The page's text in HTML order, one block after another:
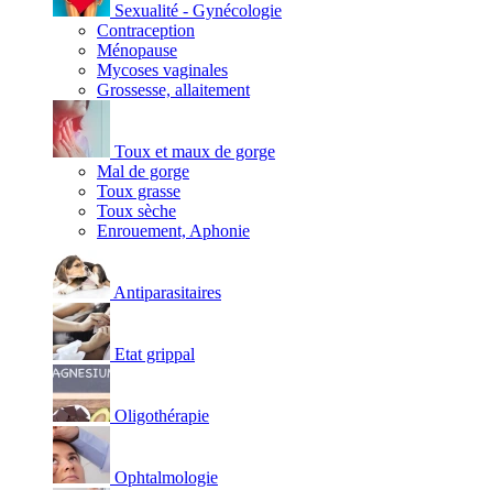
Sexualité - Gynécologie
Contraception
Ménopause
Mycoses vaginales
Grossesse, allaitement
Toux et maux de gorge
Mal de gorge
Toux grasse
Toux sèche
Enrouement, Aphonie
Antiparasitaires
Etat grippal
Oligothérapie
Ophtalmologie